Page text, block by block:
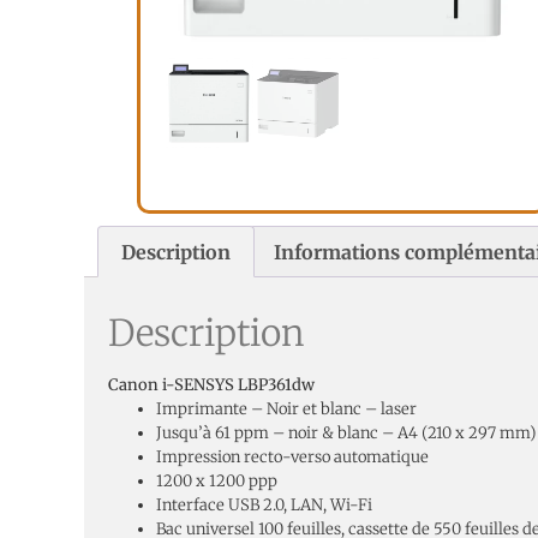
Description Informations
Description
Canon i-SENSYS LBP361dw
Imprimante – Noir et blanc – laser
Jusqu’à 61 ppm – noir & blanc – A4 (210 x 297 mm)
Impression recto-verso automatique
1200 x 1200 ppp
Interface USB 2.0, LAN, Wi-Fi
Bac universel 100 feuilles, cassette de 550 feuilles